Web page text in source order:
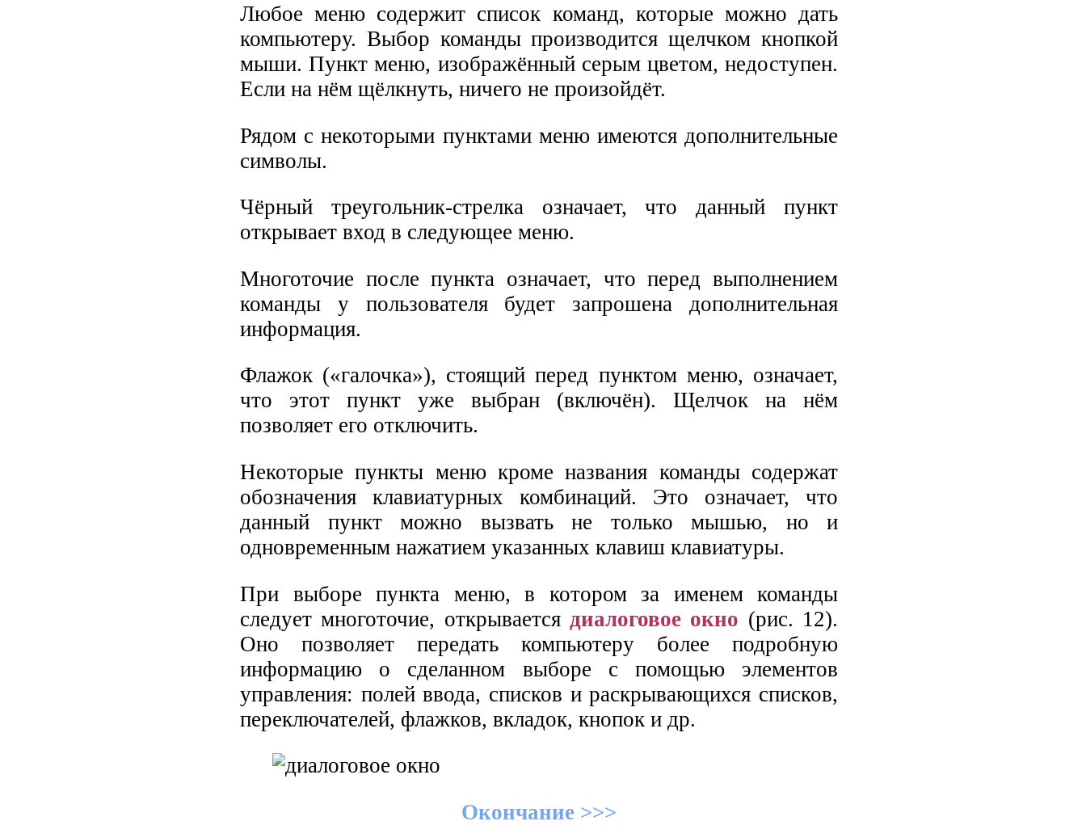
Любое меню содержит список команд, которые можно дать
компьютеру. Выбор команды производится щелчком кнопкой
мыши. Пункт меню, изображённый серым цветом, недоступен.
Если на нём щёлкнуть, ничего не произойдёт.
Рядом с некоторыми пунктами меню имеются дополнительные
символы.
Чёрный треугольник-стрелка означает, что данный пункт
открывает вход в следующее меню.
Многоточие после пункта означает, что перед выполнением
команды у пользователя будет запрошена дополнительная
информация.
Флажок («галочка»), стоящий перед пунктом меню, означает,
что этот пункт уже выбран (включён). Щелчок на нём
позволяет его отключить.
Некоторые пункты меню кроме названия команды содержат
обозначения клавиатурных комбинаций. Это означает, что
данный пункт можно вызвать не только мышью, но и
одновременным нажатием указанных клавиш клавиатуры.
При выборе пункта меню, в котором за именем команды
следует многоточие, открывается диалоговое окно (рис. 12).
Оно позволяет передать компьютеру более подробную
информацию о сделанном выборе с помощью элементов
управления: полей ввода, списков и раскрывающихся списков,
переключателей, флажков, вкладок, кнопок и др.
Окончание >>>